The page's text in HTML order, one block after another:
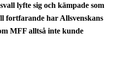
lyfte sig och kämpade som
fortfarande har Allsvenskans
MFF alltså inte kunde